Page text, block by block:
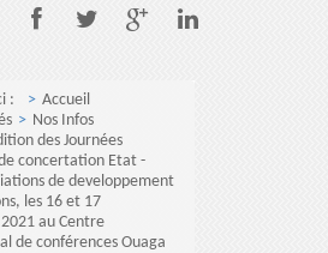
:
Accueil
Nos Infos
des Journées
concertation Etat -
de developpement
les 16 et 17
au Centre
de conférences Ouaga